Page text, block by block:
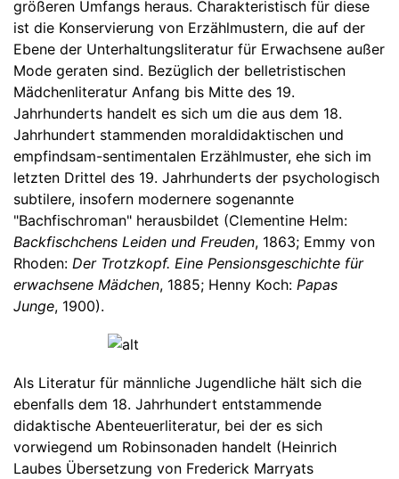
größeren Umfangs heraus. Charakteristisch für diese
ist die Konservierung von Erzählmustern, die auf der
Ebene der Unterhaltungsliteratur für Erwachsene außer
Mode geraten sind. Bezüglich der belletristischen
Mädchenliteratur Anfang bis Mitte des 19.
Jahrhunderts handelt es sich um die aus dem 18.
Jahrhundert stammenden moraldidaktischen und
empfindsam-sentimentalen Erzählmuster, ehe sich im
letzten Drittel des 19. Jahrhunderts der psychologisch
subtilere, insofern modernere sogenannte
"Bachfischroman" herausbildet (Clementine Helm:
Backfischchens Leiden und Freuden, 1863; Emmy von
Rhoden: Der Trotzkopf. Eine Pensionsgeschichte für
erwachsene Mädchen, 1885; Henny Koch: Papas
Junge, 1900).
Als Literatur für männliche Jugendliche hält sich die
ebenfalls dem 18. Jahrhundert entstammende
didaktische Abenteuerliteratur, bei der es sich
vorwiegend um Robinsonaden handelt (Heinrich
Laubes Übersetzung von Frederick Marryats